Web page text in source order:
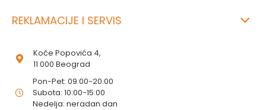
REKLAMACIJE I SERVIS
Koče Popovića 4,
11 000 Beograd
Pon-Pet: 09:00-20:00
Subota: 10:00-15:00
Nedelja: neradan dan